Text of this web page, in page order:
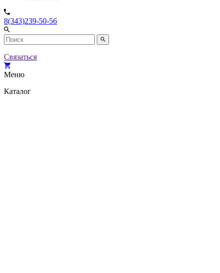
8(343)239-50-56
Связаться
Меню
Каталог